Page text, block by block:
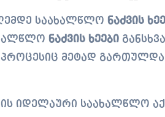
საახალწლო ნაძვის
ნაძვის ხეები
პროცესიც მეტად
იდელაური საახალწლო